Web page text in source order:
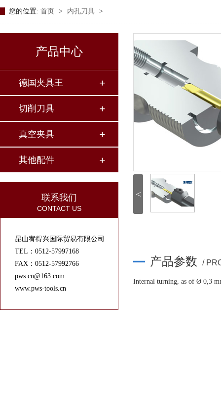
您的位置: 首页 > 内孔刀具 >
产品中心
德国夹具王
切削刀具
真空夹具
其他配件
联系我们
CONTACT US
昆山宥得兴国际贸易有限公司
TEL：0512-57997168
FAX：0512-57992766
pws.cn@163.com
www.pws-tools.cn
<
产品参数 /
Internal turning, as of Ø 0,3